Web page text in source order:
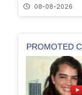
08-08-2026